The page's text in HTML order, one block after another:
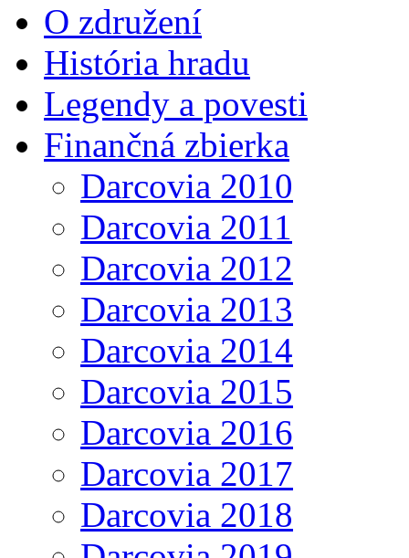
O združení
História hradu
Legendy a povesti
Finančná zbierka
Darcovia 2010
Darcovia 2011
Darcovia 2012
Darcovia 2013
Darcovia 2014
Darcovia 2015
Darcovia 2016
Darcovia 2017
Darcovia 2018